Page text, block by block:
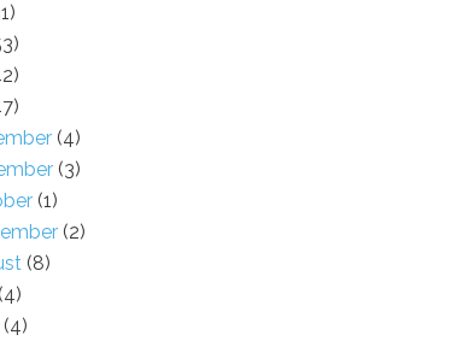
(4)
(3)
(1)
(2)
(8)
(4)
(4)